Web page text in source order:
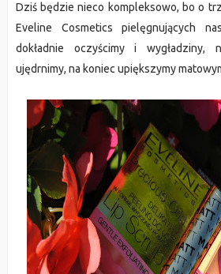
Dziś będzie nieco kompleksowo, bo o
Eveline Cosmetics pielęgnujących
dokładnie oczyścimy i wygładziny,
ujędrnimy, na koniec upiększymy